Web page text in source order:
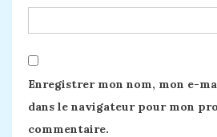
Enregistrer mon nom, mon e-
dans le navigateur pour mon
commentaire.